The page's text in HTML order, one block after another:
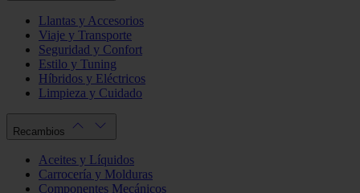
Llantas y Accesorios
Viaje y Transporte
Seguridad y Confort
Estilo y Tuning
Híbridos y Eléctricos
Limpieza y Cuidado
Recambios
Aceites y Líquidos
Carrocería y Molduras
Componentes Mecánicos